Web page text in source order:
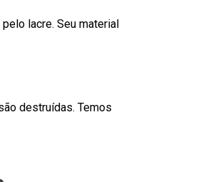
lacre. Seu material
destruídas. Temos